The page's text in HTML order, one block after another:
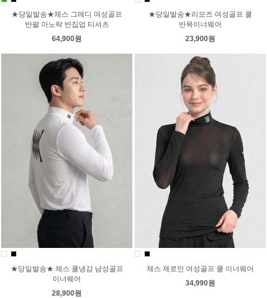
★당일발송★체스 그레디 여성골프
반팔 아노락 반집업 티셔츠
64,900원
★당일발송★리모즈 여성골프 쿨
반목이너웨어
23,900원
★당일발송★ 체스 쿨냉감 남성골프
이너웨어
28,900원
체스 제로인 여성골프 쿨 이너웨어
34,990원